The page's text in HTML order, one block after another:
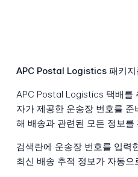
APC Postal Logistics 패키지
APC Postal Logistics 택배를
자가 제공한 운송장 번호를
해 배송과 관련된 모든 정보를
검색란에 운송장 번호를 입력
최신 배송 추적 정보가 자동으